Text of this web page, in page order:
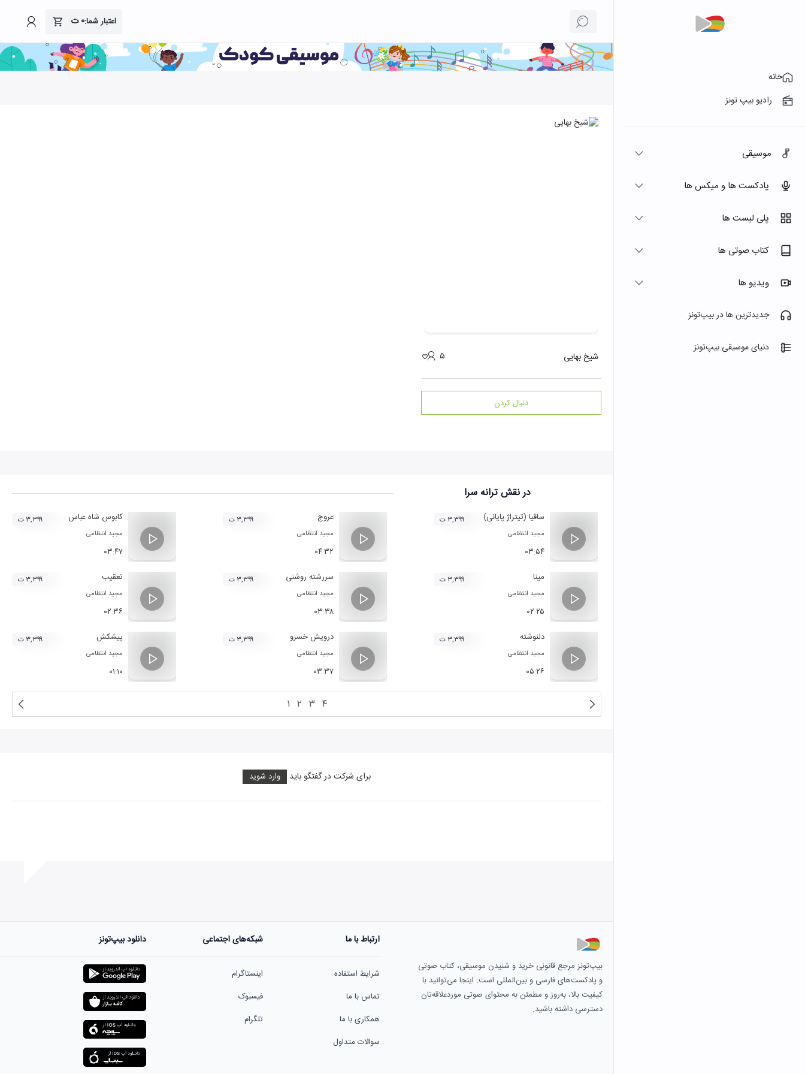
اعتبار شما:۰ت
خانه
رادیو بیپ تونز
موسیقی
پادکست ها و میکس ها
پلی لیست ها
کتاب صوتی ها
ویدیو ها
جدیدترین ها در بیپ‌تونز
دنیای موسیقی بیپ‌تونز
شیخ بهایی ۵
دنبال کردن
در نقشترانه سرا
ساقیا (تیتراژ پایانی)
مجید انتظامی
۰۳:۵۴
۳,۳۹۹ ت عروج
مجید انتظامی
۰۴:۳۲
۳,۳۹۹ ت کابوس شاه عباس
مجید انتظامی
۰۳:۴۷
۳,۳۹۹ ت
مینا
مجید انتظامی
۰۲:۲۵
۳,۳۹۹ ت سررشته روشنی
مجید انتظامی
۰۳:۳۸
۳,۳۹۹ ت تعقیب
مجید انتظامی
۰۲:۳۶
۳,۳۹۹ ت
دلنوشته
مجید انتظامی
۰۵:۲۶
۳,۳۹۹ ت درویش خسرو
مجید انتظامی
۰۳:۳۷
۳,۳۹۹ ت پیشکش
مجید انتظامی
۰۱:۱۰
۳,۳۹۹ ت
۱ ۲ ۳ ۴
برای شرکت در گفتگو باید وارد شوید
هنوز نظری به ثبت نرسیده‌است.
بیپ‌تونز مرجع قانونی خرید و شنیدن موسیقی، کتاب صوتی
و پادکست‌های فارسی و بین‌المللی است. اینجا می‌توانید با
کیفیت بالا، به‌روز و مطمئن به محتوای صوتی موردعلاقه‌تان
دسترسی داشته باشید.
ارتباط با ما
شرایط استفاده
تماس با ما
همکاری با ما
سوالات متداول
شبکه‌های اجتماعی
اینستاگرام
فیسبوک
تلگرام
دانلود بیپ‌تونز